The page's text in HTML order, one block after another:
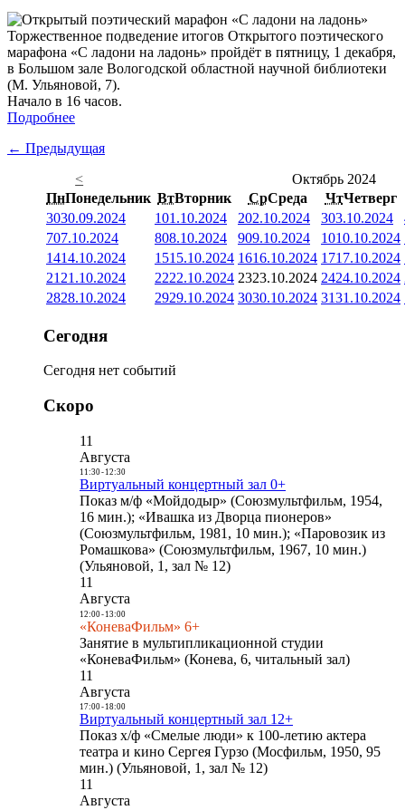
Торжественное подведение итогов Открытого поэтического
марафона «С ладони на ладонь» пройдёт в пятницу, 1 декабря,
в Большом зале Вологодской областной научной библиотеки
(М. Ульяновой, 7).
Начало в 16 часов.
Подробнее
← Предыдущая
<
Октябрь 2024
ПнПонедельник ВтВторник СрСреда ЧтЧетверг
3030.09.2024 101.10.2024 202.10.2024 303.10.2024
707.10.2024 808.10.2024 909.10.2024 1010.10.2024
1414.10.2024 1515.10.2024 1616.10.2024 1717.10.2024
21 21.10.2024 2222.10.2024 2323.10.2024 2424.10.2024
2828.10.2024 2929.10.2024 3030.10.2024 3131.10.2024
Сегодня
Сегодня нет событий
Скоро
11
Августа
11:30- 12:30
Виртуальный концертный зал 0+
Показ м/ф «Мойдодыр» (Союзмультфильм, 1954,
16 мин.); «Ивашка из Дворца пионеров»
(Союзмультфильм, 1981, 10 мин.); «Паровозик из
Ромашкова» (Союзмультфильм, 1967, 10 мин.)
(Ульяновой, 1, зал № 12)
11
Августа
12:00- 13:00
«КоневаФильм» 6+
Занятие в мультипликационной студии
«КоневаФильм» (Конева, 6, читальный зал)
11
Августа
17:00- 18:00
Виртуальный концертный зал 12+
Показ х/ф «Смелые люди» к 100-летию актера
театра и кино Сергея Гурзо (Мосфильм, 1950, 95
мин.) (Ульяновой, 1, зал № 12)
11
Августа